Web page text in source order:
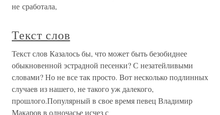
не сработала,
Текст слов
Текст слов Казалось бы, что может быть безобиднее
обыкновенной эстрадной песенки? С незатейливыми
словами? Но не все так просто. Вот несколько подлинных
случаев из нашего, не такого уж далекого,
прошлого.Популярный в свое время певец Владимир
Макаров в одночасье исчез с